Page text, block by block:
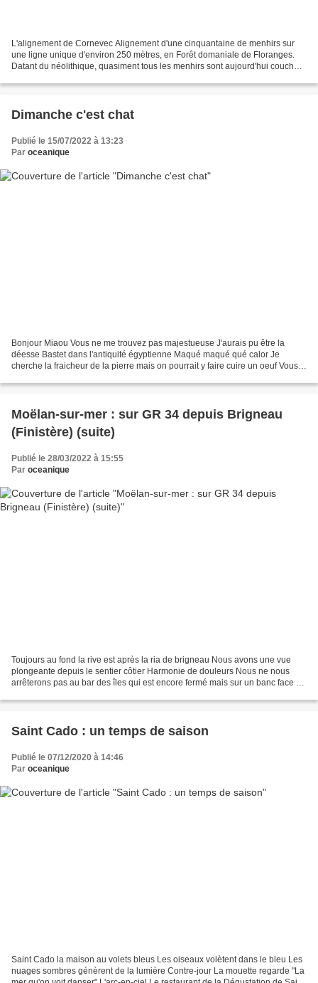
L'alignement de Cornevec Alignement d'une cinquantaine de menhirs sur
une ligne unique d'environ 250 mètres, en Forêt domaniale de Floranges.
Datant du néolithique, quasiment tous les menhirs sont aujourd'hui couchés.
Dimanche c'est chat
Publié le 15/07/2022 à 13:23
Par oceanique
Bonjour Miaou Vous ne me trouvez pas majestueuse J'aurais pu être la
déesse Bastet dans l'antiquité égyptienne Maqué maqué qué calor Je
cherche la fraicheur de la pierre mais on pourrait y faire cuire un oeuf Vous
Moëlan-sur-mer : sur GR 34 depuis Brigneau
(Finistère) (suite)
Publié le 28/03/2022 à 15:55
Par oceanique
Toujours au fond la rive est après la ria de brigneau Nous avons une vue
plongeante depuis le sentier côtier Harmonie de douleurs Nous ne nous
arrêterons pas au bar des îles qui est encore fermé mais sur un banc face à
Saint Cado : un temps de saison
Publié le 07/12/2020 à 14:46
Par oceanique
Saint Cado la maison au volets bleus Les oiseaux volètent dans le bleu Les
nuages sombres génèrent de la lumière Contre-jour La mouette regarde "La